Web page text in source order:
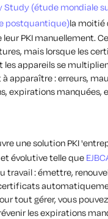
(étude mondiale
postquantique)la moitié
leur PKI manuellement.
mais lorsque les
les appareils se
apparaître : erreurs,
expirations manquées,
une solution PKI
évolutive telle que
travail : émettre,
tout gérer, vous
les expirations